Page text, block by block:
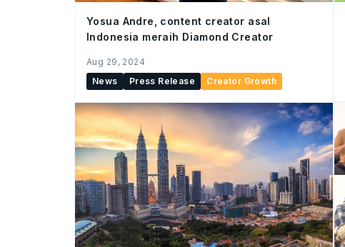
Yosua Andre, content creator asal
Indonesia meraih Diamond Creator
Aug 29, 2024
News
Press Release Creator Growth